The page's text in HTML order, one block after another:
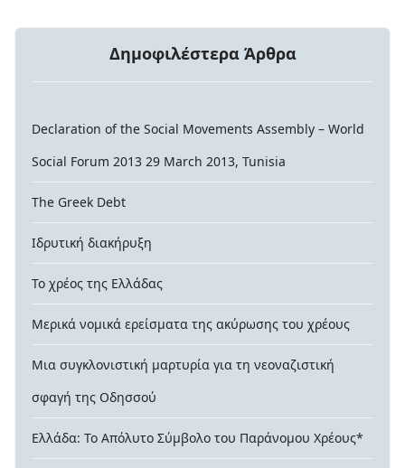
Δημοφιλέστερα Άρθρα
Declaration of the Social Movements Assembly – World
Social Forum 2013 29 March 2013, Tunisia
The Greek Debt
Ιδρυτική διακήρυξη
Το χρέος της Ελλάδας
Μερικά νομικά ερείσματα της ακύρωσης του χρέους
Μια συγκλονιστική μαρτυρία για τη νεοναζιστική
σφαγή της Οδησσού
Ελλάδα: Το Απόλυτο Σύμβολο του Παράνομου Χρέους*